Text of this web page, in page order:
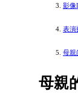
影像
表演
母親
母親